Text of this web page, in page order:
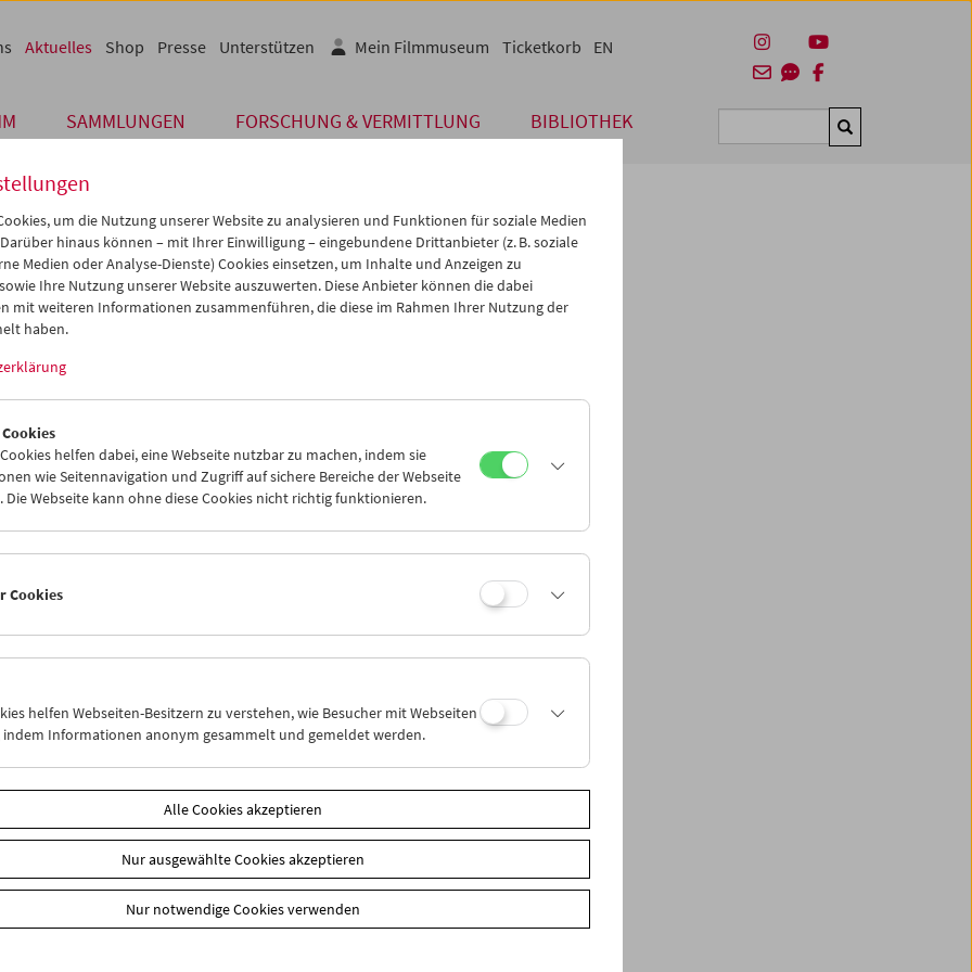
SAMMLUNGEN FORSCHUNG & VERMITTLUNG BIBLIOTHEK Suchen
Aktuelles Shop Presse Unterstützen Mein Filmmuseum Ticketkorb EN
Gäste
Nugroho
Filmemacher Indonesiens,
zu seinem FilmBirdman Taleeine Kaffee-Pause. Nugroho war
Filmmuseum-Retrospektive "Notre Musique. Eine Filmgeschichte der
November 2006 - Notre musique
um die Nutzung unserer Website zu analysieren und Funktionen für soziale Medien
hinaus können – mit Ihrer Einwilligung – eingebundene Drittanbieter (z. B. soziale
Medien oder Analyse-Dienste) Cookies einsetzen, um Inhalte und Anzeigen zu
Ihre Nutzung unserer Website auszuwerten. Diese Anbieter können die dabei
mit weiteren Informationen zusammenführen, die diese im Rahmen Ihrer Nutzung der
haben.
helfen dabei, eine Webseite nutzbar zu machen, indem sie
wie Seitennavigation und Zugriff auf sichere Bereiche der Webseite
Die Webseite kann ohne diese Cookies nicht richtig funktionieren.
Cookies
helfen Webseiten-Besitzern zu verstehen, wie Besucher mit Webseiten
indem Informationen anonym gesammelt und gemeldet werden.
Alle Cookies akzeptieren
Nur ausgewählte Cookies akzeptieren
Nur notwendige Cookies verwenden